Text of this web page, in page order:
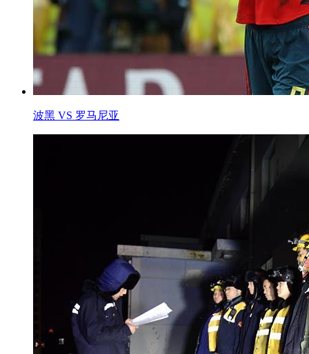
波黑 VS 罗马尼亚